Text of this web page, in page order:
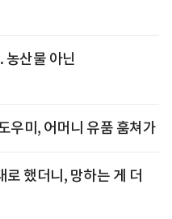
농산물 아닌
우미, 어머니 유품 훔쳐가
했더니, 망하는 게 더